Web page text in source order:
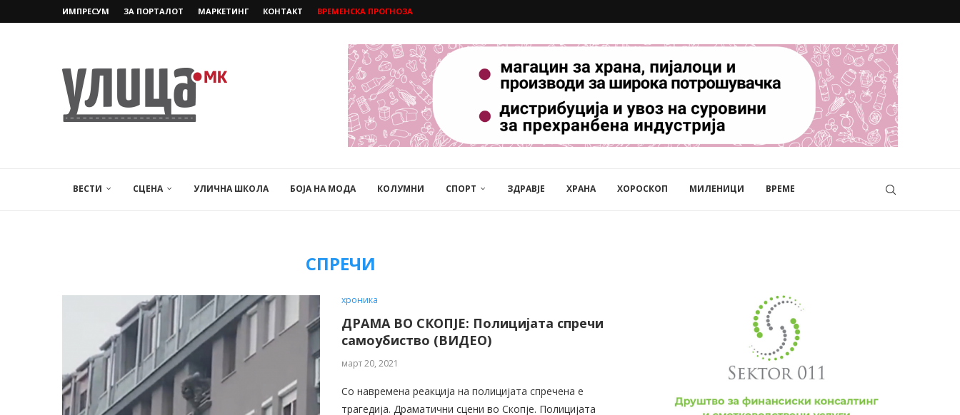
ИМПРЕСУМ ЗА ПОРТАЛОТ МАРКЕТИНГ КОНТАКТ ВРЕМЕНСКА ПРОГНОЗА
ВЕСТИ СЦЕНА УЛИЧНА ШКОЛА БОЈА НА МОДА КОЛУМНИ СПОРТ ЗДРАВЈЕ ХРАНА ХОРОСКОП МИЛЕНИЦИ ВРЕМЕ
СПРЕЧИ
хроника
ДРАМА ВО СКОПЈЕ: Полицијата спречи
самоубиство (ВИДЕО)
март 20, 2021
Со навремена реакција на полицијата спречена е
трагедија. Драматични сцени во Скопје. Полицијата